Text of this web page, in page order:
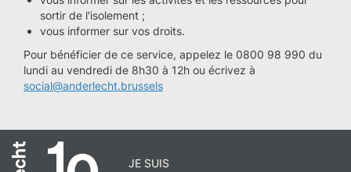
sortir de l'isolement ;
vous informer sur vos droits.
Pour bénéficier de ce service, appelez le 0800 98 990 du
lundi au vendredi de 8h30 à 12h ou écrivez à
social@anderlecht.brussels
JE SUIS